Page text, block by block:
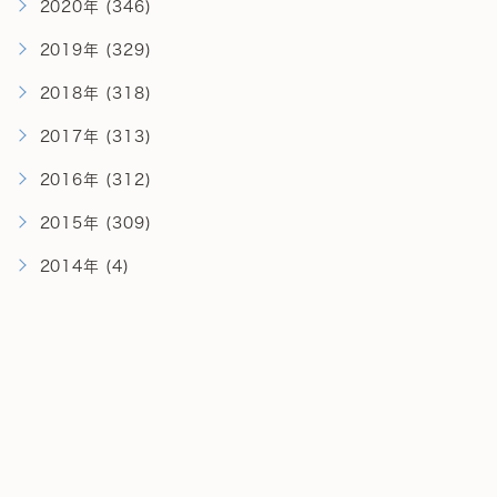
2020年 (346)
2019年 (329)
2018年 (318)
2017年 (313)
2016年 (312)
2015年 (309)
2014年 (4)